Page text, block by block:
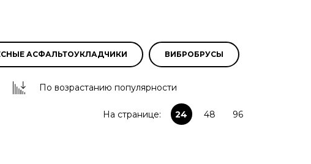
АСФАЛЬТОУКЛАДЧИКИ ВИБРОБРУСЫ
По возрастанию популярности
На странице: 24 48 96